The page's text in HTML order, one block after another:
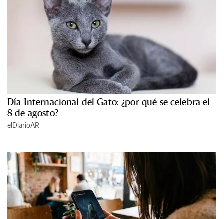
Día Internacional del Gato: ¿por qué se celebra el
8 de agosto?
elDiarioAR